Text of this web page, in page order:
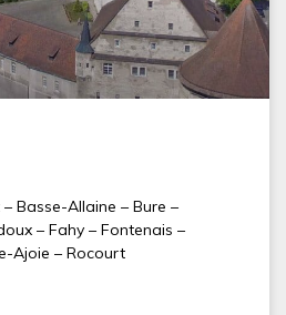
Basse-Allaine – Bure –
– Fahy – Fontenais –
Ajoie – Rocourt